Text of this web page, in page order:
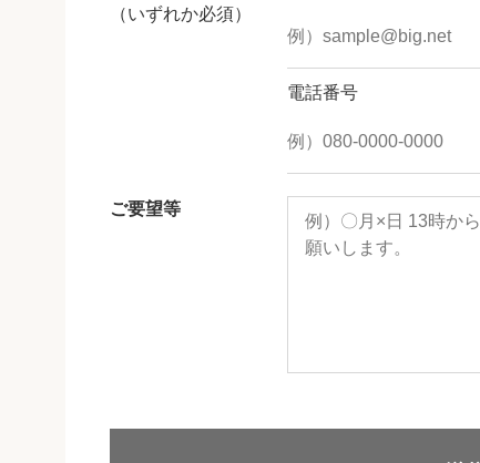
（いずれか必須）
電話番号
ご要望等